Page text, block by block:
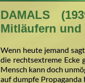
DAMALS
Mitläufern und
Wenn heute jemand
die rechtsextreme Ecke
Mensch kann doch
auf dumpfe